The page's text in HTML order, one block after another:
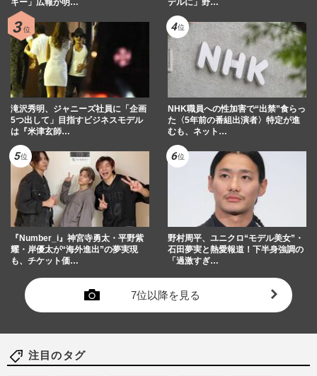
キー」広報が明…
デルに」野…
滝沢秀明、ジャニーズ社員に「企画
5つ出して」目指すビジネスモデル
は『米津玄師…
NHK職員への性加害で“出禁”食らっ
た〈5年前の番組出演者〉特定が進
むも、ネット…
『Number_i』神宮寺勇太・平野紫
耀・岸優太が“海外進出”の夢実現
も、チケット価…
野村周平、ユニクロ“モデル美女”・
石田夢実と熱愛報道！下半身強調の
「過激すぎ…
7位以降を見る
注目のタグ